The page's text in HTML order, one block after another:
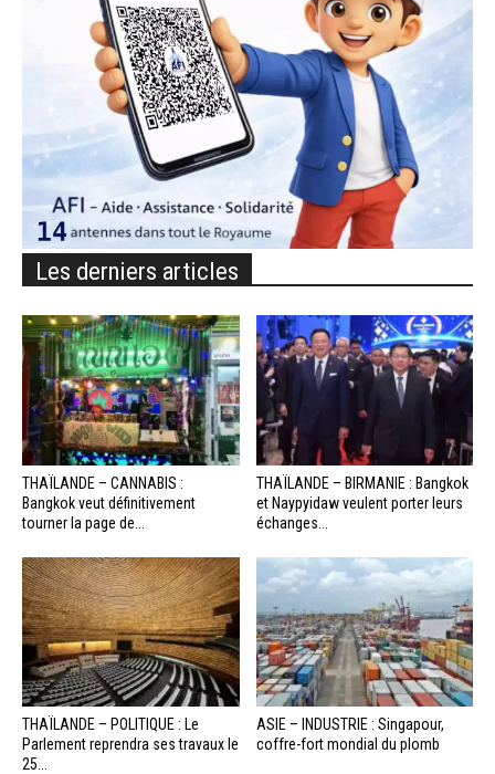
Les derniers articles
THAÏLANDE – CANNABIS :
Bangkok veut définitivement
tourner la page de...
THAÏLANDE – BIRMANIE : Bangkok
et Naypyidaw veulent porter leurs
échanges...
THAÏLANDE – POLITIQUE : Le
Parlement reprendra ses travaux le
25...
ASIE – INDUSTRIE : Singapour,
coffre-fort mondial du plomb